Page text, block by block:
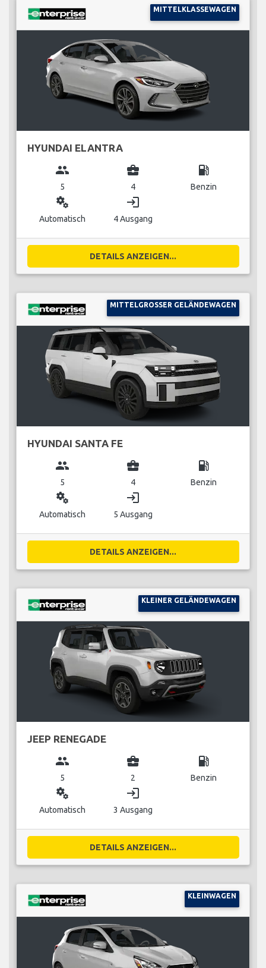
MITTELKLASSEWAGEN
HYUNDAI ELANTRA
group
5
business_center
4
local_gas_station
Benzin
miscellaneous_services
Automatisch
login
4 Ausgang
DETAILS ANZEIGEN...
MITTELGROSSER GELÄNDEWAGEN
HYUNDAI SANTA FE
group
5
business_center
4
local_gas_station
Benzin
miscellaneous_services
Automatisch
login
5 Ausgang
DETAILS ANZEIGEN...
KLEINER GELÄNDEWAGEN
JEEP RENEGADE
group
5
business_center
2
local_gas_station
Benzin
miscellaneous_services
Automatisch
login
3 Ausgang
DETAILS ANZEIGEN...
KLEINWAGEN